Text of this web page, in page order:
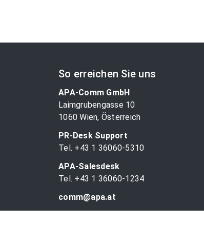
So erreichen Sie uns
APA-Comm GmbH
Laimgrubengasse 10
1060 Wien, Österreich
PR-Desk Support
Tel. +43 1 36060-5310
APA-Salesdesk
Tel. +43 1 36060-1234
comm@apa.at